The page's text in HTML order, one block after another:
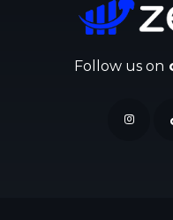
Follow us on